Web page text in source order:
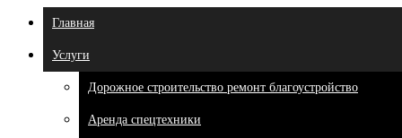
Главная
Услуги
Дорожное строительство ремонт благоустройство
Аренда спецтехники